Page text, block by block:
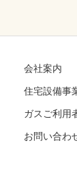
会社案内
住宅設備事
ガスご利用
お問い合わ